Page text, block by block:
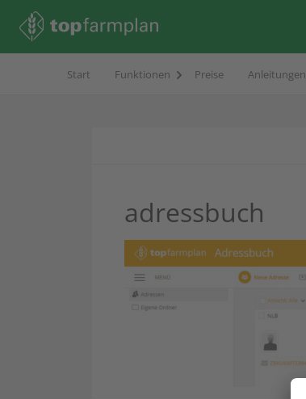
Start Funktionen Preise Anleitungen
adressbuch